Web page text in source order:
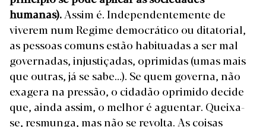
humanas).Assim é. Independentemente de
viverem num Regime democrático ou ditatorial,
as pessoas comuns estão habituadas a ser mal
governadas, injustiçadas, oprimidas (umas mais
que outras, já se sabe…). Se quem governa, não
exagera na pressão, o cidadão oprimido decide
que, ainda assim, o melhor é aguentar. Queixa-
se, resmunga, mas não se revolta. As coisas